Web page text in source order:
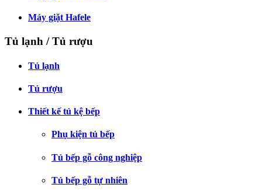
Máy giặt Hafele
Tủ lạnh / Tủ rượu
Tủ lạnh
Tủ rượu
Thiết kế tủ kệ bếp
Phụ kiện tủ bếp
Tủ bếp gỗ công nghiệp
Tủ bếp gỗ tự nhiên